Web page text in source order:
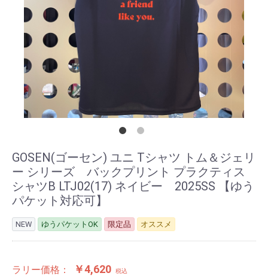
GOSEN(ゴーセン) ユニ Tシャツ トム＆ジェリ
ー シリーズ バックプリント プラクティス
シャツB LTJ02(17) ネイビー 2025SS 【ゆう
パケット対応可】
NEW ゆうパケットOK 限定品 オススメ
ラリー価格： ￥4,620 税込